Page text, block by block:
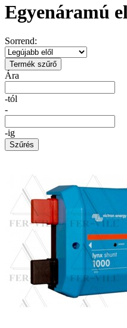
Egyenáramú
Sorrend:
Termék szűrő
Ára
-tól
-
-ig